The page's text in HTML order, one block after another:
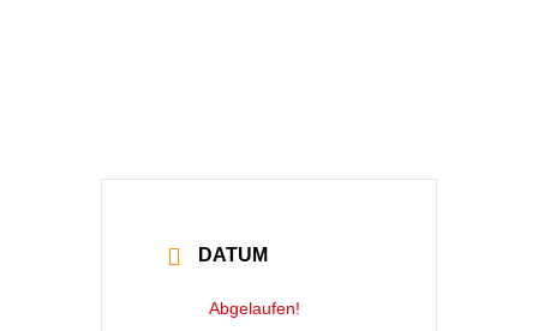
DATUM
Abgelaufen!